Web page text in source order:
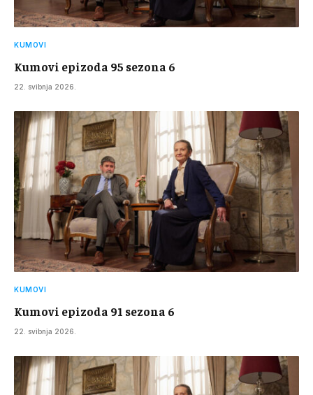
KUMOVI
Kumovi epizoda 95 sezona 6
22. svibnja 2026.
KUMOVI
Kumovi epizoda 91 sezona 6
22. svibnja 2026.